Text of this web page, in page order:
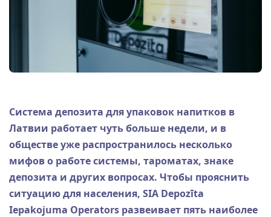
Система депозита для упаковок напитков в
Латвии работает чуть больше недели, и в
обществе уже распространилось несколько
мифов о работе системы, тароматах, знаке
депозита и других вопросах. Чтобы прояснить
ситуацию для населения, SIA Depozīta
Iepakojuma Operators развеивает пять наиболее